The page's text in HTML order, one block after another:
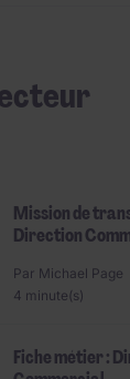
Mission de
Direction
Par Michael Page
4 minute(s)
Fiche métier :